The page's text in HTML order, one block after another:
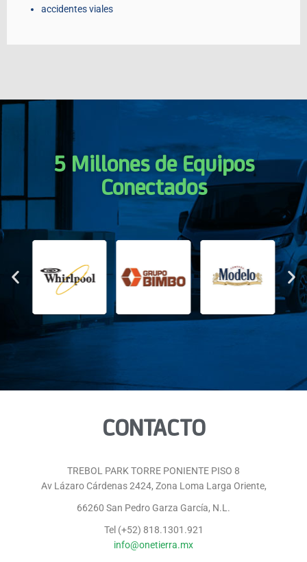
accidentes viales
5 Millones de Equipos
Conectados
CONTACTO
TREBOL PARK TORRE PONIENTE PISO 8
Av Lázaro Cárdenas 2424, Zona Loma Larga Oriente,
66260 San Pedro Garza García, N.L.
Tel (+52) 818.1301.921
info@onetierra.mx